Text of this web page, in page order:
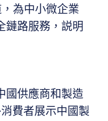
為中小微企業
鏈路服務，説明
國供應商和製造
費者展示中國製